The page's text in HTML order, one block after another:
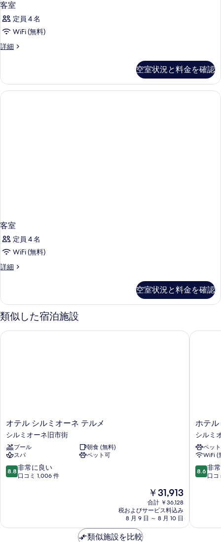
客室
定員 4 名
WiFi (無料)
詳細
客
細
空室状況と料金を確認
客室
定員 4 名
WiFi (無料)
詳細
客
細
空室状況と料金を確認
類似した宿泊施設
オ
テ
ル
シ
ル
ミ
オ
シ
オテル シルミオーネ テルメ
シルミオーネ旧市街
プール
朝食 (無料)
スパ
ペット可
10
段
に
8.8 非常に良い
口コミ 1,006 件
現
在
の
料
金
￥31,913
合計 ￥36,128
税およびサービス料込み
8 月 9 日 ～ 8 月 10 日
オテル シルミオーネ テルメ
ホ
テ
ル
コ
ル
テ
レ
ミ
ホテ
シルミ
ペッ
WiFi (
10
段
に
8.6 非
口コ
ホテル
類似施設を比較